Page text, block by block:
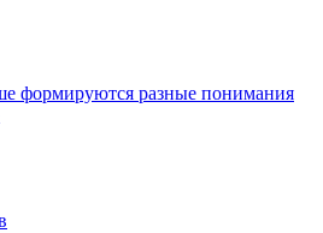
формируются разные понимания